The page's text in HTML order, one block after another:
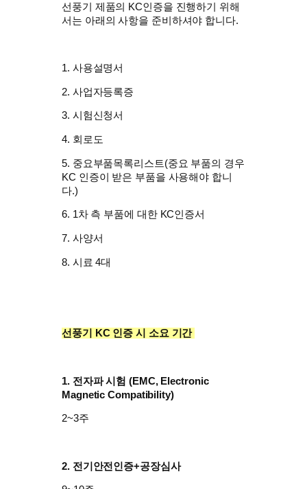
선풍기 제품의 KC인증을 진행하기 위해
서는 아래의 사항을 준비하셔야 합니다.
1. 사용설명서
2. 사업자등록증
3. 시험신청서
4. 회로도
5. 중요부품목록리스트(중요 부품의 경우
KC 인증이 받은 부품을 사용해야 합니
다.)
6. 1차 측 부품에 대한 KC인증서
7. 사양서
8. 시료 4대
선풍기 KC 인증 시 소요 기간
1. 전자파 시험 (EMC, Electronic
Magnetic Compatibility)
2~3주
2. 전기안전인증+공장심사